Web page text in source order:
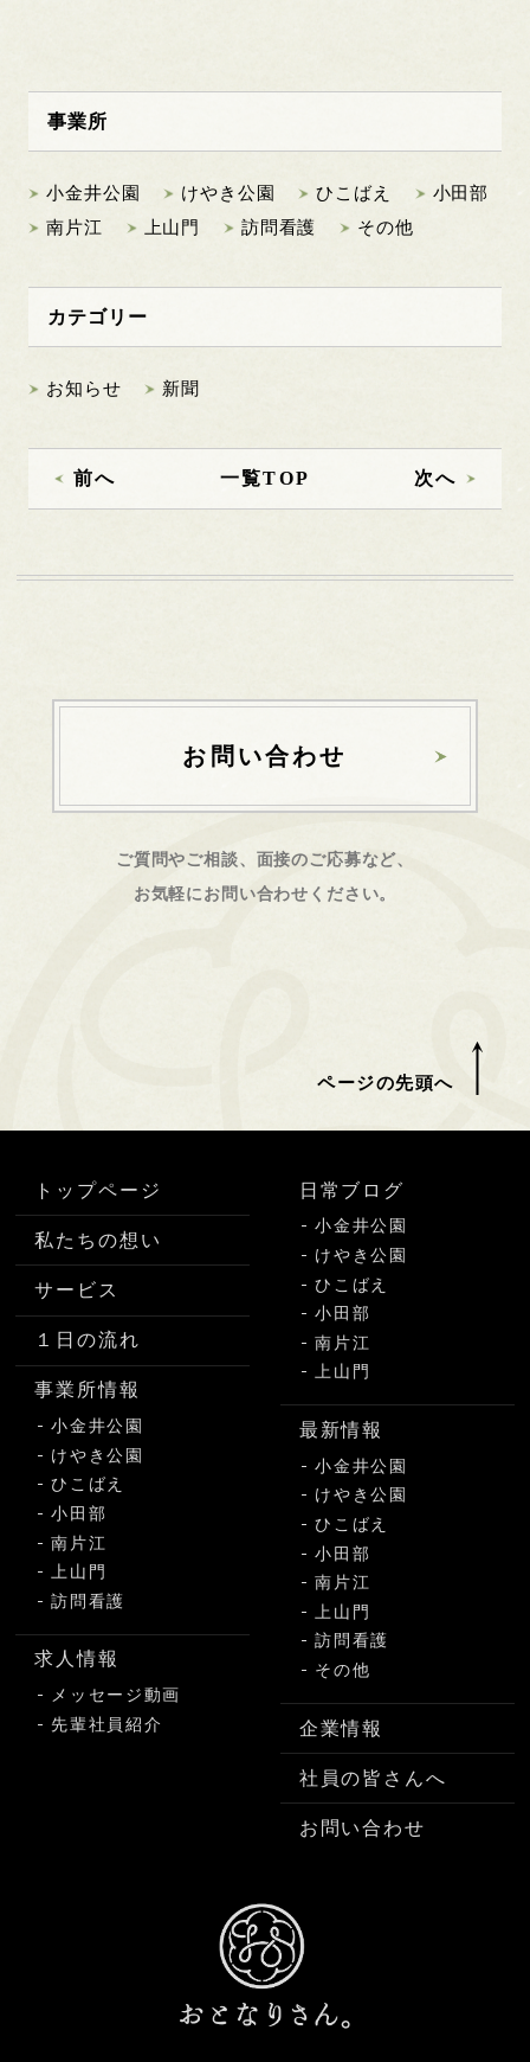
事業所
小金井公園 けやき公園 ひこばえ
小田部
南片江
上山門 訪問看護 その他
カテゴリー
お知らせ 新聞
前へ 一覧TOP 次へ
お問い合わせ
ご質問やご相談、面接のご応募など、
お気軽にお問い合わせください。
ページの先頭へ
トップページ
私たちの想い
サービス
１日の流れ
事業所情報
小金井公園
けやき公園
ひこばえ
小田部
南片江
上山門
訪問看護
求人情報
メッセージ動画
先輩社員紹介
日常ブログ
小金井公園
けやき公園
ひこばえ
小田部
南片江
上山門
最新情報
小金井公園
けやき公園
ひこばえ
小田部
南片江
上山門
訪問看護
その他
企業情報
社員の皆さんへ
お問い合わせ